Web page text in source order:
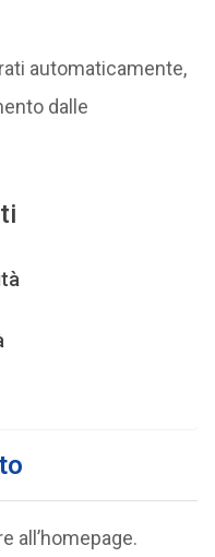
automaticamente,
dalle
all’homepage.